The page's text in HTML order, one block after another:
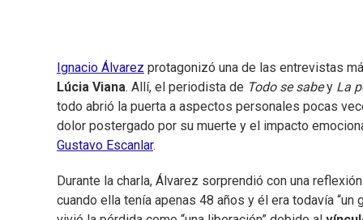
Ignacio Álvarez protagonizó una de las entrevistas
Lúcia Viana. Allí, el periodista de Todo se sabey La
todo abrió la puerta a aspectos personales pocas
dolor postergado por su muerte y el impacto
Gustavo Escanlar.
Durante la charla, Álvarez sorprendió con una
cuando ella tenía apenas 48 años y él era todavía